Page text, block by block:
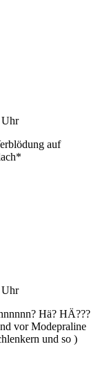
Uhr
auf
Uhr
Hä? HÄ???
vor Modepraline
und so )